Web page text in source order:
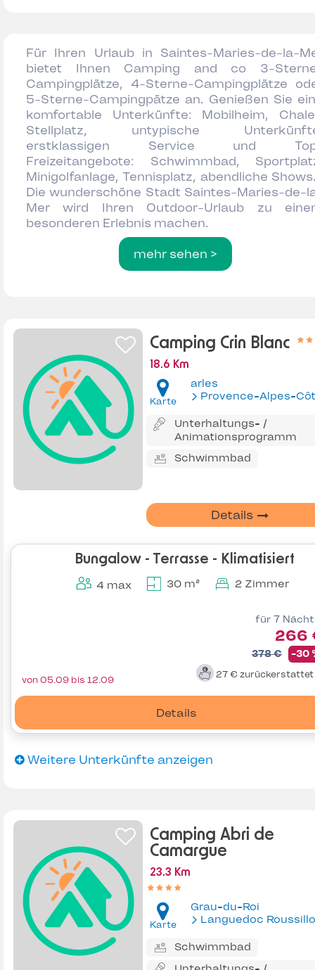
Für Ihren Urlaub in Saintes-Maries-de-la-
bietet Ihnen Camping and co 3-
Campingplätze, 4-Sterne-Campingplätze
5-Sterne-Campingpätze an. Genießen Sie
komfortable Unterkünfte: Mobilheim,
Stellplatz, untypische
erstklassigen Service und
Freizeitangebote: Schwimmbad,
Minigolfanlage, Tennisplatz, abendliche
Die wunderschöne Stadt Saintes-Maries-de-
Mer wird Ihren Outdoor-Urlaub zu
besonderen Erlebnis machen.
mehr sehen >
Camping Crin Blanc
18.6 Km
Karte
arles
Provence-Alpes-Côte
Unterhaltungs- /
Animationsprogramm
Schwimmbad
Details
Bungalow - Terrasse - Klimatisiert
4 max 30 m² 2 Zimmer
für 7
266
378 € -30
27 € zurückerstattet
Details
von 05.09 bis 12.09
Weitere Unterkünfte anzeigen
Camping Abri de
Camargue
23.3 Km
Karte
Grau-du-Roi
Languedoc
Schwimmbad